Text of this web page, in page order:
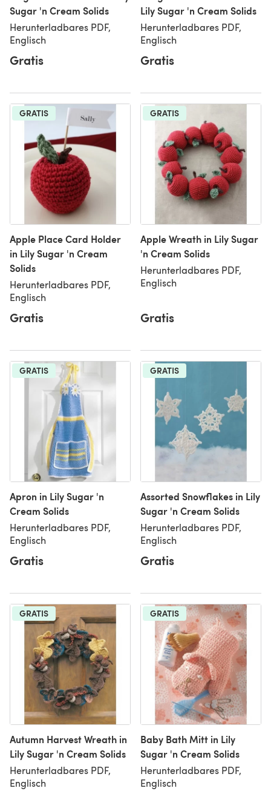
Sugar 'n Cream Solids
Herunterladbares PDF,
Englisch
Gratis
Lily Sugar 'n Cream Solids
Herunterladbares PDF,
Englisch
Gratis
GRATIS
Apple Place Card Holder
in Lily Sugar 'n Cream
Solids
Herunterladbares PDF,
Englisch
Gratis
GRATIS
Apple Wreath in Lily Sugar
'n Cream Solids
Herunterladbares PDF,
Englisch
Gratis
GRATIS
Apron in Lily Sugar 'n
Cream Solids
Herunterladbares PDF,
Englisch
Gratis
GRATIS
Assorted Snowflakes in Lily
Sugar 'n Cream Solids
Herunterladbares PDF,
Englisch
Gratis
GRATIS
Autumn Harvest Wreath in
Lily Sugar 'n Cream Solids
Herunterladbares PDF,
Englisch
GRATIS
Baby Bath Mitt in Lily
Sugar 'n Cream Solids
Herunterladbares PDF,
Englisch